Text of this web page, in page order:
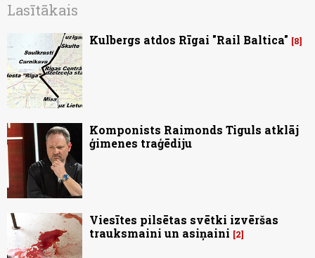
Lasītākais
Kulbergs atdos Rīgai "Rail Baltica" 8
Komponists Raimonds Tiguls atklāj
ģimenes traģēdiju
Viesītes pilsētas svētki izvēršas
trauksmaini un asiņaini
2